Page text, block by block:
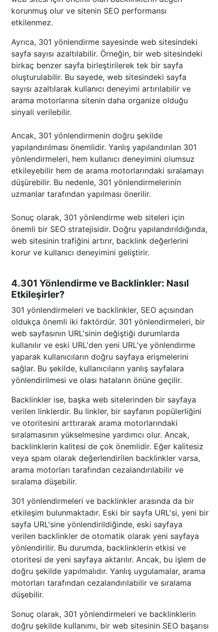
korunmuş olur ve sitenin SEO performansı
etkilenmez.
Ayrıca, 301 yönlendirme sayesinde web sitesindeki
sayfa sayısı azaltılabilir. Örneğin, bir web sitesindeki
birkaç benzer sayfa birleştirilerek tek bir sayfa
oluşturulabilir. Bu sayede, web sitesindeki sayfa
sayısı azaltılarak kullanıcı deneyimi artırılabilir ve
arama motorlarına sitenin daha organize olduğu
sinyali verilebilir.
Ancak, 301 yönlendirmenin doğru şekilde
yapılandırılması önemlidir. Yanlış yapılandırılan 301
yönlendirmeleri, hem kullanıcı deneyimini olumsuz
etkileyebilir hem de arama motorlarındaki sıralamayı
düşürebilir. Bu nedenle, 301 yönlendirmelerinin
uzmanlar tarafından yapılması önerilir.
Sonuç olarak, 301 yönlendirme web siteleri için
önemli bir SEO stratejisidir. Doğru yapılandırıldığında,
web sitesinin trafiğini artırır, backlink değerlerini
korur ve kullanıcı deneyimini geliştirir.
4.301 Yönlendirme ve Backlinkler: Nasıl
Etkileşirler?
301 yönlendirmeleri ve backlinkler, SEO açısından
oldukça önemli iki faktördür. 301 yönlendirmeleri, bir
web sayfasının URL'sinin değiştiği durumlarda
kullanılır ve eski URL'den yeni URL'ye yönlendirme
yaparak kullanıcıların doğru sayfaya erişmelerini
sağlar. Bu şekilde, kullanıcıların yanlış sayfalara
yönlendirilmesi ve olası hataların önüne geçilir.
Backlinkler ise, başka web sitelerinden bir sayfaya
verilen linklerdir. Bu linkler, bir sayfanın popülerliğini
ve otoritesini arttırarak arama motorlarındaki
sıralamasının yükselmesine yardımcı olur. Ancak,
backlinklerin kalitesi de çok önemlidir. Eğer kalitesiz
veya spam olarak değerlendirilen backlinkler varsa,
arama motorları tarafından cezalandırılabilir ve
sıralama düşebilir.
301 yönlendirmeleri ve backlinkler arasında da bir
etkileşim bulunmaktadır. Eski bir sayfa URL'si, yeni bir
sayfa URL'sine yönlendirildiğinde, eski sayfaya
verilen backlinkler de otomatik olarak yeni sayfaya
yönlendirilir. Bu durumda, backlinklerin etkisi ve
otoritesi de yeni sayfaya aktarılır. Ancak, bu işlem de
doğru şekilde yapılmalıdır. Yanlış uygulamalar, arama
motorları tarafından cezalandırılabilir ve sıralama
düşebilir.
Sonuç olarak, 301 yönlendirmeleri ve backlinklerin
doğru şekilde kullanımı, bir web sitesinin SEO başarısı